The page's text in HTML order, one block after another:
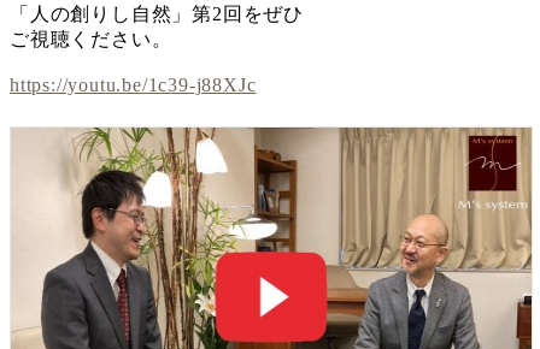
「人の創りし自然」第2回をぜひ
ご視聴ください。
https://youtu.be/1c39-j88XJc